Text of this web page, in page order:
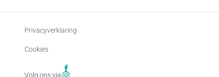
Privacyverklaring
Cookies
Volg ons via: